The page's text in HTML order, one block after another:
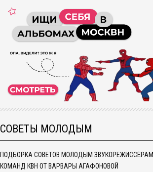
СОВЕТЫ МОЛОДЫМ
ПОДБОРКА СОВЕТОВ МОЛОДЫМ ЗВУКОРЕЖИССЁРАМ
КОМАНД КВН ОТ ВАРВАРЫ АГАФОНОВОЙ